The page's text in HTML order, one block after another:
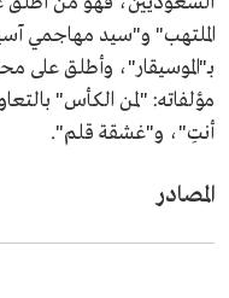
الملتهب" و"سيد مهاجمي
بـ"الموسيقار"، وأطلق
مؤلفاته: "لمن الكأس"
أنتِ"، و"غشقة قلم".
المصادر